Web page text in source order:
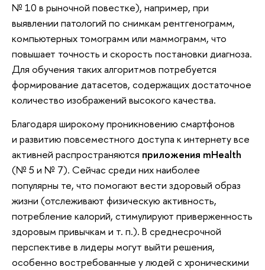
№ 10 в рыночной повестке), например, при
выявлении патологий по снимкам рентгенограмм,
компьютерных томограмм или маммограмм, что
повышает точность и скорость постановки диагноза.
Для обучения таких алгоритмов потребуется
формирование датасетов, содержащих достаточное
количество изображений высокого качества.
Благодаря широкому проникновению смартфонов
и развитию повсеместного доступа к интернету все
активней распространяются приложения mHealth
(№ 5 и № 7). Сейчас среди них наиболее
популярны те, что помогают вести здоровый образ
жизни (отслеживают физическую активность,
потребление калорий, стимулируют приверженность
здоровым привычкам и т. п.). В среднесрочной
перспективе в лидеры могут выйти решения,
особенно востребованные у людей с хроническими